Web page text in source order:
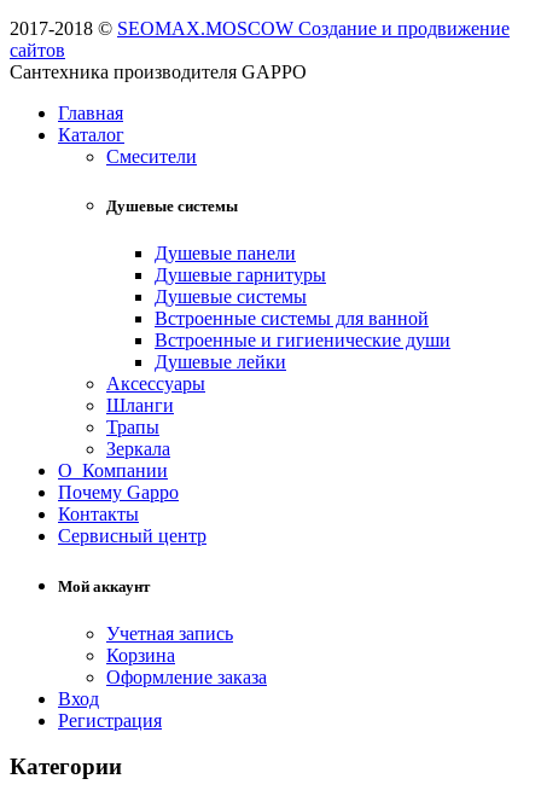
2017-2018 © SEOMAX.MOSCOW Создание и продвижение
сайтов
Сантехника производителя GAPPO
Главная
Каталог
Смесители
Душевые системы
Душевые панели
Душевые гарнитуры
Душевые системы
Встроенные системы для ванной
Встроенные и гигиенические души
Душевые лейки
Аксессуары
Шланги
Трапы
Зеркала
О Компании
Почему Gappo
Контакты
Сервисный центр
Мой аккаунт
Учетная запись
Корзина
Оформление заказа
Вход
Регистрация
Категории